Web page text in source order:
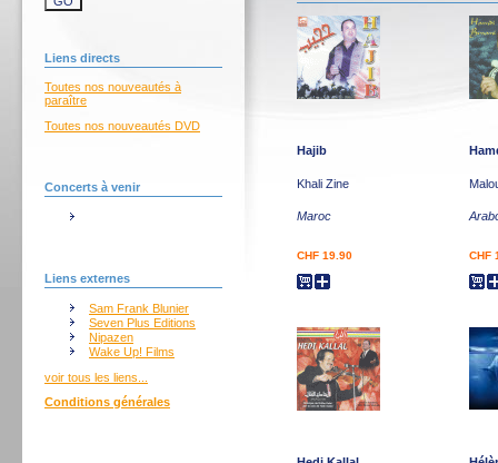
Liens directs
Toutes nos nouveautés à
paraître
Toutes nos nouveautés DVD
Concerts à venir
Liens externes
Sam Frank Blunier
Seven Plus Editions
Nipazen
Wake Up! Films
voir tous les liens...
Conditions générales
Hajib
Khali Zine
Maroc
CHF 19.90 CHF